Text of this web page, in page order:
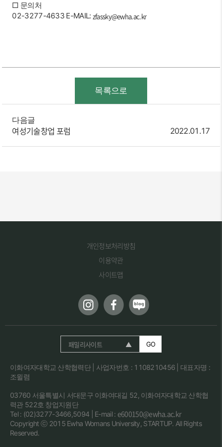
□ 문의처
02-3277-4633 E-MAIL: zfassky@ewha.ac.kr
목록으로
다음글
여성기술창업 포럼 2022.01.17
개인정보처리방침
이용약관
사이트맵
이화여자대학교 산학협력단 | 사업자번호 : 1108210456 | 대표자명 :
조윌렴
03760 서울특별시 서대문구 이화여대길 52, 이화여자대학교 산학협
력관 522호 창업지원단
Tel : (02)3277-3466,5094 | E-mail : e600150@ewha.ac.kr
Copyright ⓒ 2015 Ewha Womans University, STARTUP. All Rights
Reserved.
패밀리사이트 GO